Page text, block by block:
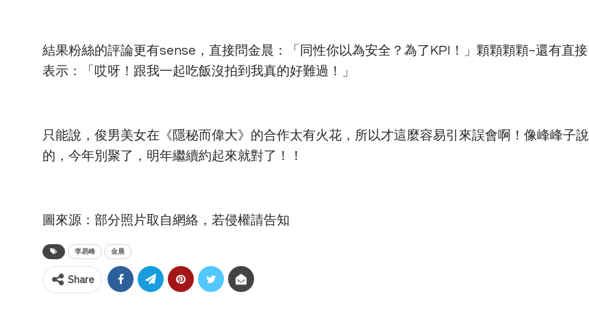
結果粉絲的評論更有sense，直接問金晨：「同性你以為安全？為了KPI！」顆顆顆顆~還有直接
表示：「哎呀！跟我一起吃飯沒拍到我真的好難過！」
只能說，俊男美女在《隱秘而偉大》的合作太有火花，所以才這麼容易引來誤會啊！像峰峰子說
的，今年別聚了，明年繼續約起來就對了！！
圖來源：部分照片取自網絡，若侵權請告知
李易峰 金晨
Share